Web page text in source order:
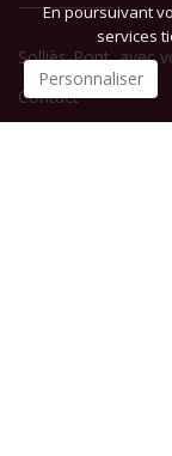
Solliès-Pont, avec
Contact
En poursuivant
services
Personnaliser